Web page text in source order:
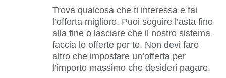
Trova qualcosa che ti interessa e fai
l’offerta migliore. Puoi seguire l’asta fino
alla fine o lasciare che il nostro sistema
faccia le offerte per te. Non devi fare
altro che impostare un’offerta per
l’importo massimo che desideri pagare.